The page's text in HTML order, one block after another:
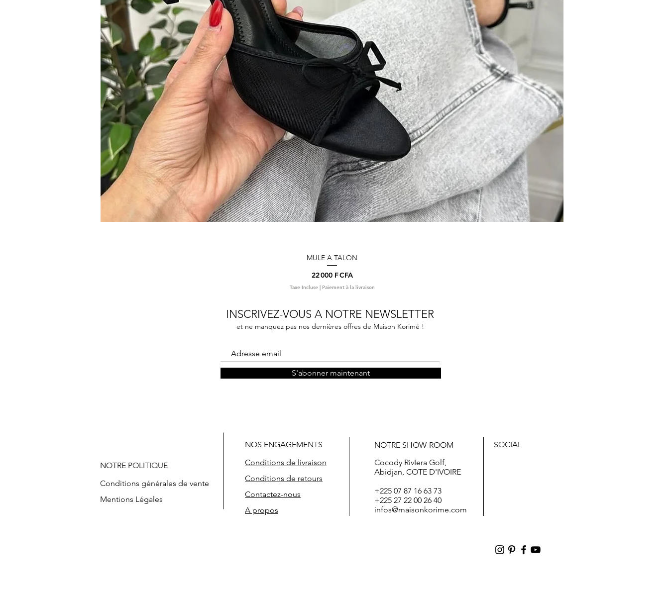
Aperçu rapide
MULE A TALON
Prix
22 000 F CFA
Taxe Incluse| Paiement à la livraison
INSCRIVEZ-VOUS A NOTRE NEWSLETTER
et ne manquez pas nos dernières offres de Maison Korimé !
S'abonner maintenant
NOTRE POLITIQUE
Conditions générales de vente
Mentions Légales
NOS ENGAGEMENTS
Conditions de livraison
Conditions de retours
Contactez-nous
A propos
NOTRE SHOW-ROOM
Cocody RivIera Golf,
Abidjan, COTE D'IVOIRE
+225 07 87 16 63 73
+225 27 22 00 26 40
infos@maisonkorime.com
SOCIAL